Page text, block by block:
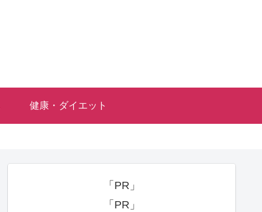
健康・ダイエット
「PR」
「PR」